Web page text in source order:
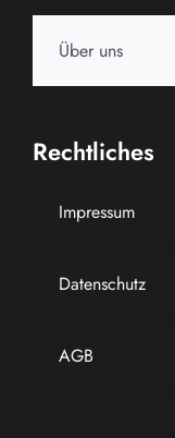
Über uns
Rechtliches
Impressum
Datenschutz
AGB